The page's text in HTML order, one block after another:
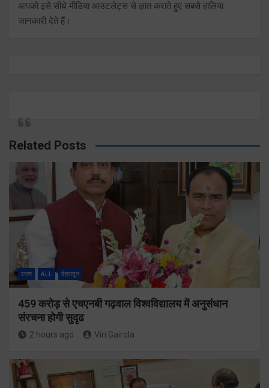
आपको इसे सीधे मीडिया आउटलेट्स से ज्ञात कराते हुए सबसे हालिया
जानकारी देते हैं।
Related Posts
राज्य ALL देहरादून
459 करोड़ से एचएनबी गढ़वाल विश्वविद्यालय में अनुसंधान
संरचना होगी सुदृढ
2 hours ago Viri Gairola